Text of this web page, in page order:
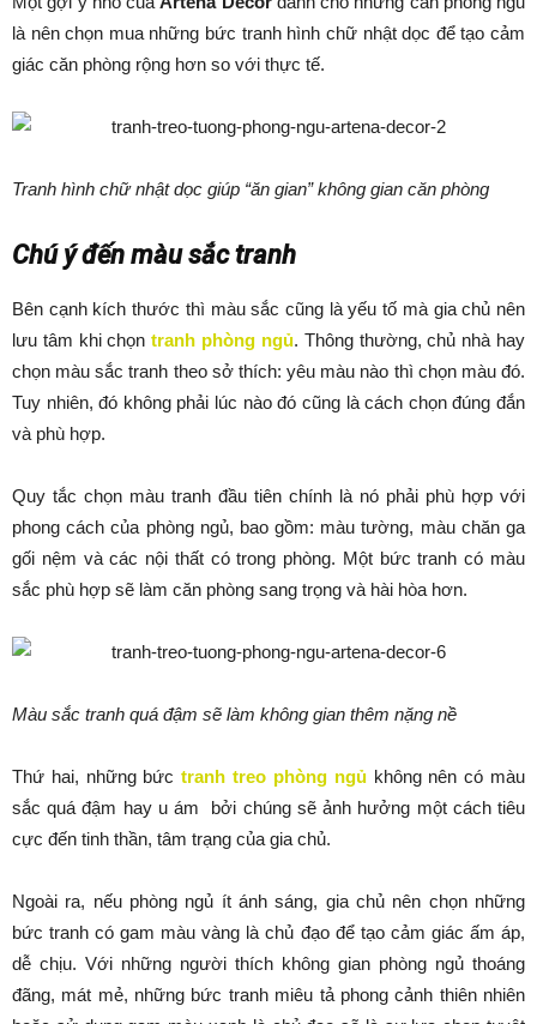
là nên chọn mua những bức tranh hình chữ nhật dọc để tạo cảm
giác căn phòng rộng hơn so với thực tế.
Tranh hình chữ nhật dọc giúp “ăn gian” không gian căn phòng
Chú ý đến màu sắc tranh
Bên cạnh kích thước thì màu sắc cũng là yếu tố mà gia chủ nên
lưu tâm khi chọntranh phòng ngủ. Thông thường, chủ nhà hay
chọn màu sắc tranh theo sở thích: yêu màu nào thì chọn màu đó.
Tuy nhiên, đó không phải lúc nào đó cũng là cách chọn đúng đắn
và phù hợp.
Quy tắc chọn màu tranh đầu tiên chính là nó phải phù hợp với
phong cách của phòng ngủ, bao gồm: màu tường, màu chăn ga
gối nệm và các nội thất có trong phòng. Một bức tranh có màu
sắc phù hợp sẽ làm căn phòng sang trọng và hài hòa hơn.
Màu sắc tranh quá đậm sẽ làm không gian thêm nặng nề
Thứ hai, những bứctranh treo phòng ngủkhông nên có màu
sắc quá đậm hay u ám bởi chúng sẽ ảnh hưởng một cách tiêu
cực đến tinh thần, tâm trạng của gia chủ.
Ngoài ra, nếu phòng ngủ ít ánh sáng, gia chủ nên chọn những
bức tranh có gam màu vàng là chủ đạo để tạo cảm giác ấm áp,
dễ chịu. Với những người thích không gian phòng ngủ thoáng
đãng, mát mẻ, những bức tranh miêu tả phong cảnh thiên nhiên